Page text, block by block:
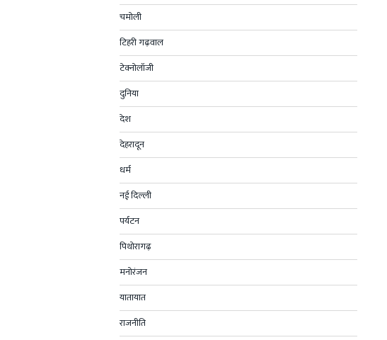
चमोली
टिहरी गढ़वाल
टेक्नोलॉजी
दुनिया
देश
देहरादून
धर्म
नई दिल्ली
पर्यटन
पिथोरागढ़
मनोरंजन
यातायात
राजनीति